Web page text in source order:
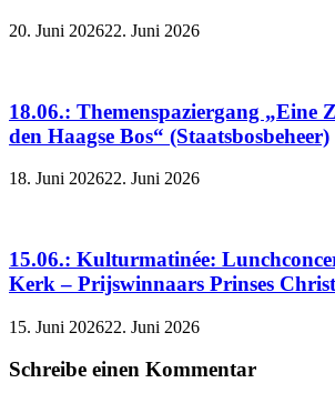
20. Juni 202622. Juni 2026
18.06.: Themenspaziergang „Eine
den Haagse Bos“ (Staatsbosbeheer)
18. Juni 202622. Juni 2026
15.06.: Kulturmatinée:
Kerk – Prijswinnaars Prinses
15. Juni 202622. Juni 2026
Schreibe einen Kommentar